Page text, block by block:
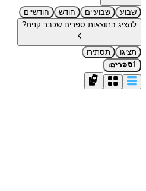
שבוע שבועיים חודש
חודשיים
להציג בתוצאות ספרים שכבר קנית?
תציגו
תסתירו
1ספרים›